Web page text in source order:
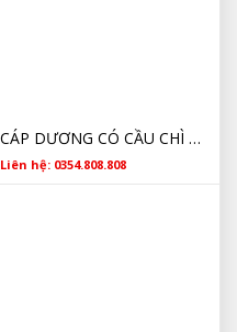
CÁP DƯƠNG CÓ CẦU CHÌ MAZDA BT50 2013-2022 GB3T14A094AB
Liên hệ: 0354.808.808